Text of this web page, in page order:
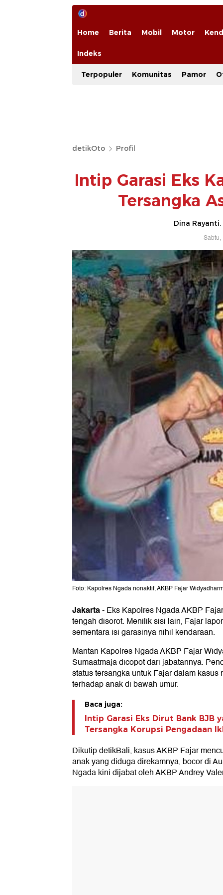
Home Berita Mobil Motor
Indeks
Terpopuler Komunitas Pamor
detikOto Profil
Intip Garasi Eks
Tersangka
Dina
Sabtu,
Foto: Kapolres Ngada nonaktif, AKBP Fajar
Jakarta-Eks Kapolres Ngada AKBP
tengah disorot. Menilik sisi lain, Fajar
sementara isi garasinya nihil kendaraan.
Mantan Kapolres Ngada AKBP Fajar
Sumaatmaja dicopot dari jabatannya.
status tersangka untuk Fajar dalam
terhadap anak di bawah umur.
Baca juga:
Intip Garasi Eks Dirut Bank BJB
Tersangka Korupsi Pengadaan
Dikutip detikBali, kasus AKBP Fajar
anak yang diduga direkamnya, bocor di
Ngada kini dijabat oleh AKBP Andrey